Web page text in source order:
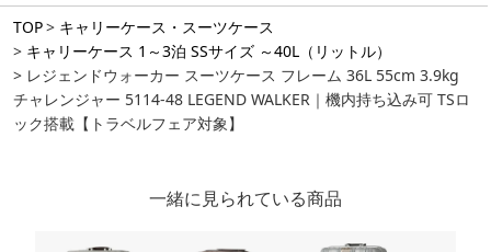
TOP
キャリーケース・スーツケース
キャリーケース 1～3泊 SSサイズ ～40L（リットル）
レジェンドウォーカー スーツケース フレーム 36L 55cm 3.9kg
チャレンジャー 5114-48 LEGEND WALKER｜機内持ち込み可 TSロ
ック搭載【トラベルフェア対象】
一緒に見られている商品